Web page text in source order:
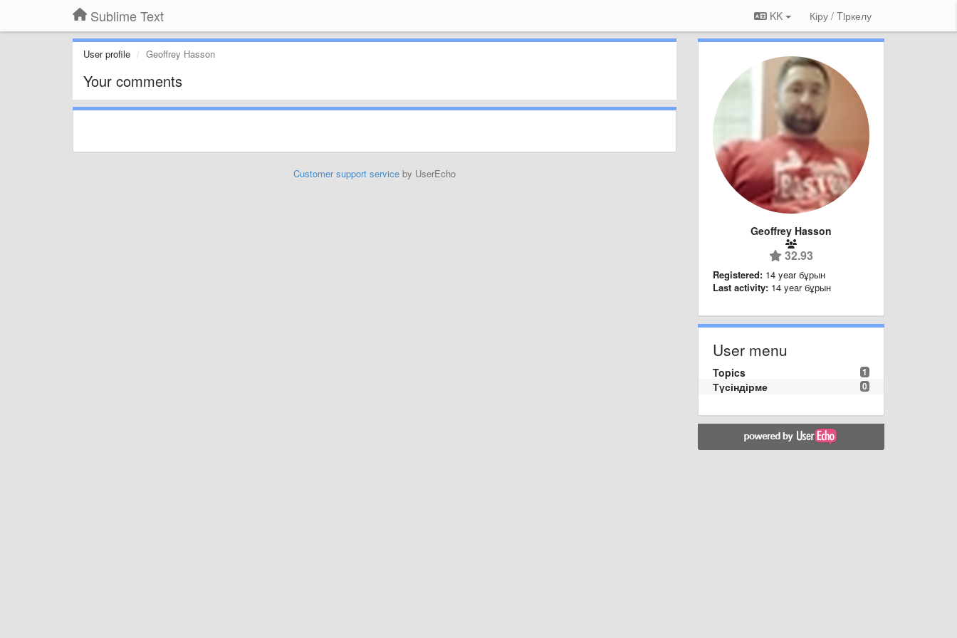
Sublime Text KK Кіру / Tiркелу
User profile Geoffrey Hasson
Your comments
Customer support serviceby UserEcho
Geoffrey Hasson
32.93
Registered: 14 year бұрын
Last activity: 14 year бұрын
User menu
1
Topics
0
Түсіндірме